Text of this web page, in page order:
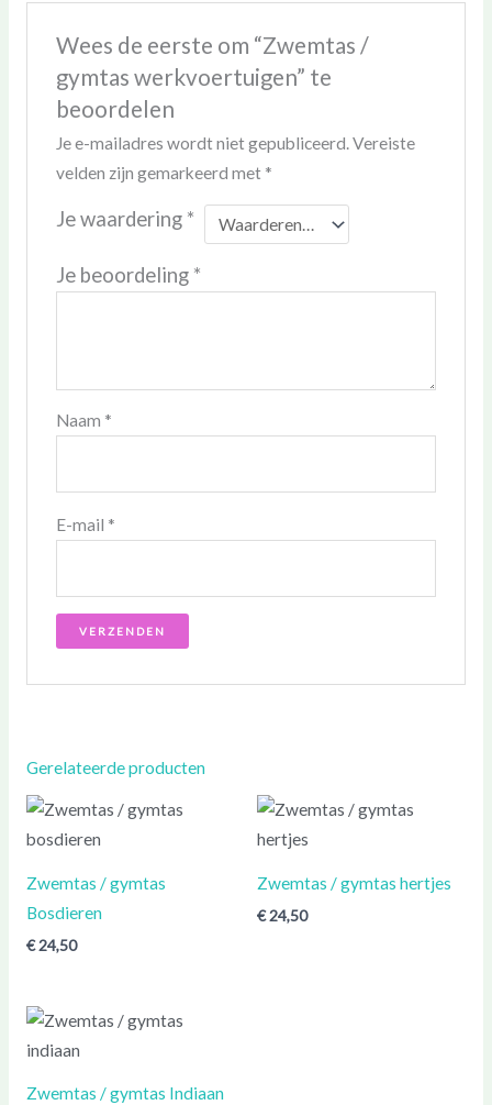
Wees de eerste om “Zwemtas /
gymtas werkvoertuigen” te
beoordelen
Je e-mailadres wordt niet gepubliceerd.Vereiste
velden zijn gemarkeerd met *
Je waardering *
Je beoordeling *
Naam *
E-mail *
Gerelateerde producten
Zwemtas / gymtas
Bosdieren
€24,50
Zwemtas / gymtas hertjes
€24,50
Zwemtas / gymtas Indiaan